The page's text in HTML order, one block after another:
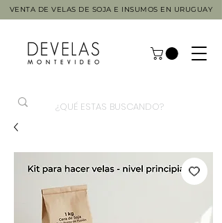
VENTA DE VELAS DE SOJA E INSUMOS EN URUGUAY